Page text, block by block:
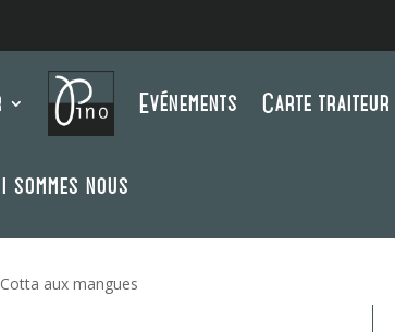
Evénements Carte traiteur
sommes nous
aux mangues